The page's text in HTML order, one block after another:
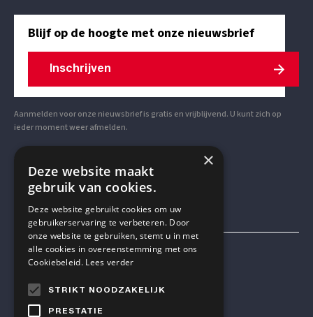
Blijf op de hoogte met onze nieuwsbrief
Inschrijven
Aanmelden voor onze nieuwsbrief is gratis en vrijblijvend. U kunt zich op
ieder moment weer afmelden.
Mensen & Wetenschap VZW
×
Deze website maakt
gebruik van cookies.
Deze website gebruikt cookies om uw
gebruikerservaring te verbeteren. Door
onze website te gebruiken, stemt u in met
alle cookies in overeenstemming met ons
Cookiebeleid. Lees verder
STRIKT NOODZAKELIJK
PRESTATIE